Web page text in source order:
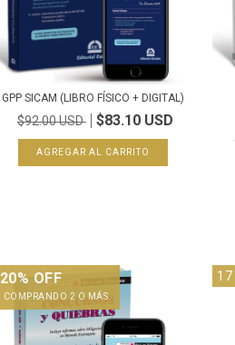
GPP SICAM (LIBRO FÍSICO + DIGITAL)
$92.00 USD $83.10 USD
20% OFF
COMPRANDO 2 O MÁS.
17